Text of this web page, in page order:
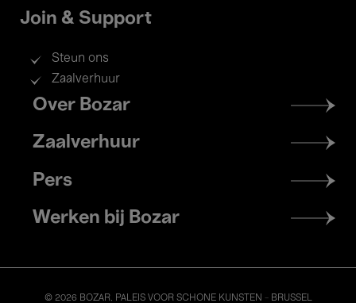
Join & Support
Steun ons
Zaalverhuur
Footer
menu
Over Bozar
Zaalverhuur
Pers
Werken bij Bozar
© 2026 BOZAR. PALEIS VOOR SCHONE KUNSTEN - BRUSSEL